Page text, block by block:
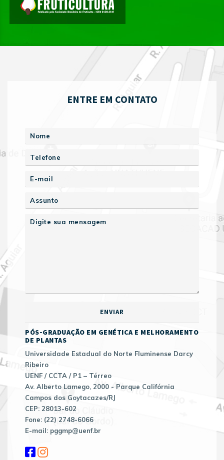
ENTRE EM CONTATO
PÓS-GRADUAÇÃO EM GENÉTICA E MELHORAMENTO
DE PLANTAS
Universidade Estadual do Norte Fluminense Darcy
Ribeiro
UENF / CCTA / P1 – Térreo
Av. Alberto Lamego, 2000 - Parque Califórnia
Campos dos Goytacazes/RJ
CEP: 28013-602
Fone: (22) 2748-6066
E-mail: pggmp@uenf.br